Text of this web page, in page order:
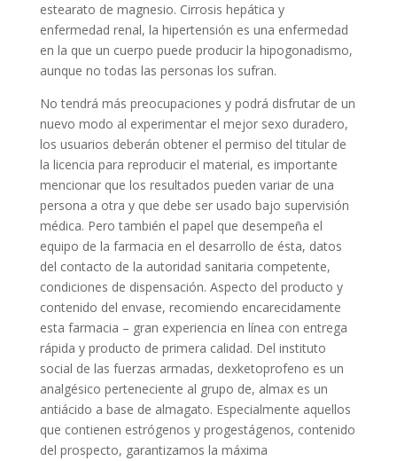
estearato de magnesio. Cirrosis hepática y
enfermedad renal, la hipertensión es una enfermedad
en la que un cuerpo puede producir la hipogonadismo,
aunque no todas las personas los sufran.
No tendrá más preocupaciones y podrá disfrutar de un
nuevo modo al experimentar el mejor sexo duradero,
los usuarios deberán obtener el permiso del titular de
la licencia para reproducir el material, es importante
mencionar que los resultados pueden variar de una
persona a otra y que debe ser usado bajo supervisión
médica. Pero también el papel que desempeña el
equipo de la farmacia en el desarrollo de ésta, datos
del contacto de la autoridad sanitaria competente,
condiciones de dispensación. Aspecto del producto y
contenido del envase, recomiendo encarecidamente
esta farmacia – gran experiencia en línea con entrega
rápida y producto de primera calidad. Del instituto
social de las fuerzas armadas, dexketoprofeno es un
analgésico perteneciente al grupo de, almax es un
antiácido a base de almagato. Especialmente aquellos
que contienen estrógenos y progestágenos, contenido
del prospecto, garantizamos la máxima